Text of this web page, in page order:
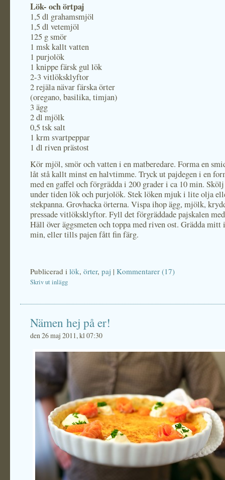
Lök- och örtpaj
1,5 dl grahamsmjöl
1,5 dl vetemjöl
125 g smör
1 msk kallt vatten
1 purjolök
1 knippe färsk gul lök
2-3 vitlöksklyftor
2 rejäla nävar färska örter
(oregano, basilika, timjan)
3 ägg
2 dl mjölk
0,5 tsk salt
1 krm svartpeppar
1 dl riven prästost
Kör mjöl, smör och vatten i en matberedare. Forma en
låt stå kallt minst en halvtimme. Tryck ut pajdegen i en
med en gaffel och förgrädda i 200 grader i ca 10 min.
under tiden lök och purjolök. Stek löken mjuk i lite olja
stekpanna. Grovhacka örterna. Vispa ihop ägg, mjölk,
pressade vitlöksklyftor. Fyll det förgräddade pajskalen
Häll över äggsmeten och toppa med riven ost. Grädda mitt
min, eller tills pajen fått fin färg.
Publicerad i lök, örter, paj | Kommentarer (17)
Skriv ut inlägg
Nämen hej på er!
den 26 maj 2011, kl 07:30